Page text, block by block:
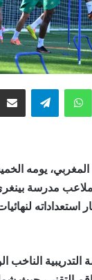
واتساب تيلقرام
مدرسة
استعداداته
الناخب